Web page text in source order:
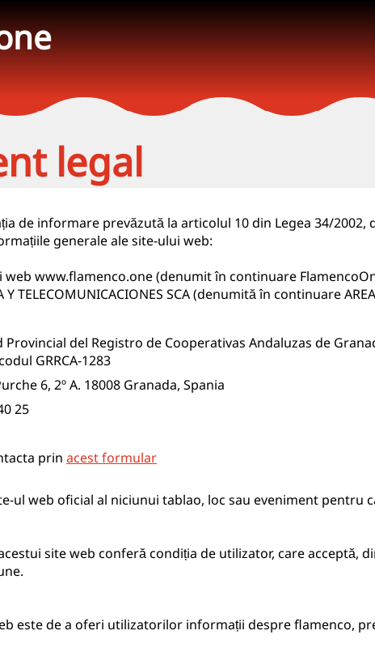
legal
de informare prevăzută la articolul 10 din Legea 34/
generale ale site-ului web:
www.flamenco.one (denumit în continuare
Y TELECOMUNICACIONES SCA (denumită în continuare
del Registro de Cooperativas Andaluzas de
GRRCA-1283
6, 2º A. 18008 Granada, Spania
25
prin acest formular
ul web oficial al niciunui tablao, loc sau eveniment pentru
site web conferă condiția de utilizator, care
este de a oferi utilizatorilor informații despre flamenco,